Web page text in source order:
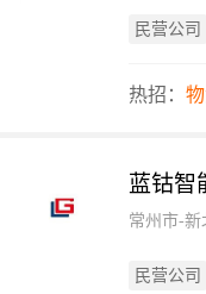
民营公司
热招：
蓝钴智
常州市-
民营公司